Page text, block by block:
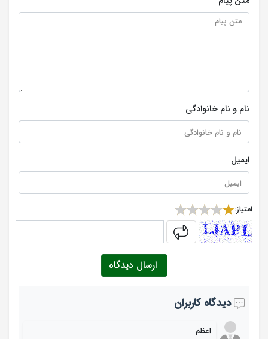
نام و نام خانوادگی
ایمیل
امتیاز:
ارسال دیدگاه
دیدگاه کاربران
اعظم